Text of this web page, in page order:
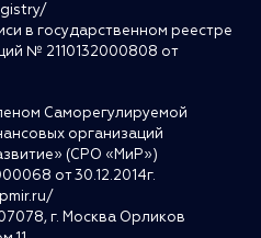
в государственном реестре
№ 2110132000808 от
Саморегулируемой
организаций
(СРО «МиР»)
от 30.12.2014г.
г. Москва Орликов